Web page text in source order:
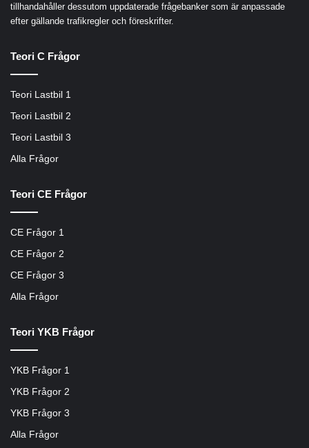
tillhandahåller dessutom uppdaterade frågebanker som är anpassade
efter gällande trafikregler och föreskrifter.
Teori C Frågor
Teori Lastbil 1
Teori Lastbil 2
Teori Lastbil 3
Alla Frågor
Teori CE Frågor
CE Frågor 1
CE Frågor 2
CE Frågor 3
Alla Frågor
Teori YKB Frågor
YKB Frågor 1
YKB Frågor 2
YKB Frågor 3
Alla Frågor